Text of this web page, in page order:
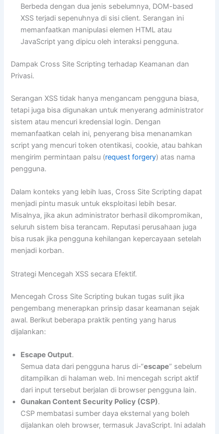
Berbeda dengan dua jenis sebelumnya, DOM-based
XSS terjadi sepenuhnya di sisi client. Serangan ini
memanfaatkan manipulasi elemen HTML atau
JavaScript yang dipicu oleh interaksi pengguna.
Dampak Cross Site Scripting terhadap Keamanan dan
Privasi.
Serangan XSS tidak hanya mengancam pengguna biasa,
tetapi juga bisa digunakan untuk menyerang administrator
sistem atau mencuri kredensial login. Dengan
memanfaatkan celah ini, penyerang bisa menanamkan
script yang mencuri token otentikasi, cookie, atau bahkan
mengirim permintaan palsu (request forgery) atas nama
pengguna.
Dalam konteks yang lebih luas, Cross Site Scripting dapat
menjadi pintu masuk untuk eksploitasi lebih besar.
Misalnya, jika akun administrator berhasil dikompromikan,
seluruh sistem bisa terancam. Reputasi perusahaan juga
bisa rusak jika pengguna kehilangan kepercayaan setelah
menjadi korban.
Strategi Mencegah XSS secara Efektif.
Mencegah Cross Site Scripting bukan tugas sulit jika
pengembang menerapkan prinsip dasar keamanan sejak
awal. Berikut beberapa praktik penting yang harus
dijalankan:
Escape Output.
Semua data dari pengguna harus di-“escape” sebelum
ditampilkan di halaman web. Ini mencegah script aktif
dari input tersebut berjalan di browser pengguna lain.
Gunakan Content Security Policy (CSP).
CSP membatasi sumber daya eksternal yang boleh
dijalankan oleh browser, termasuk JavaScript. Ini adalah